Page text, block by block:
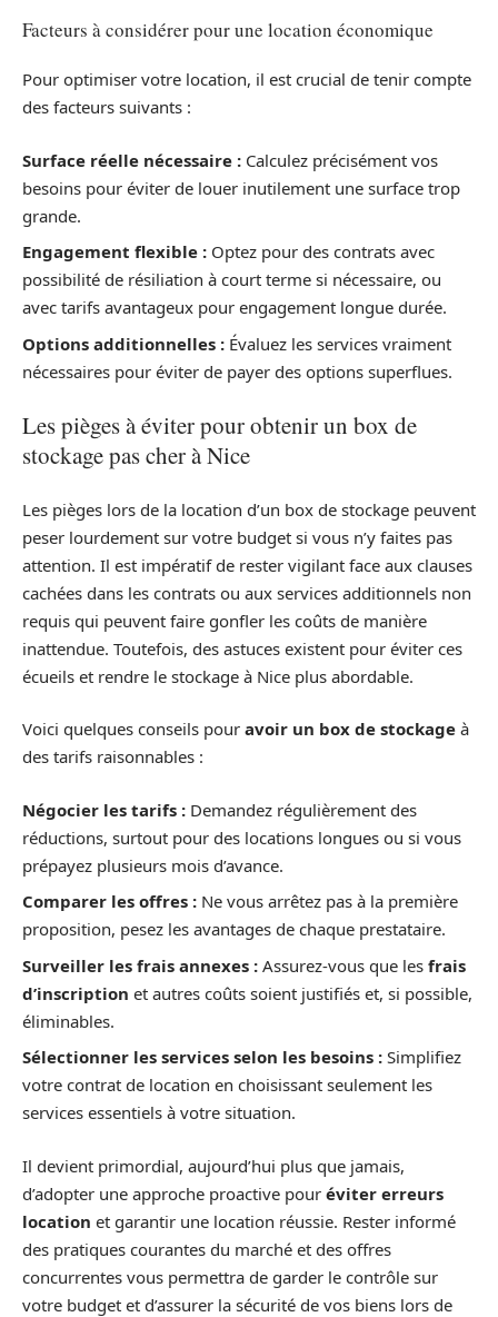
Facteurs à considérer pour une location économique
Pour optimiser votre location, il est crucial de tenir compte
des facteurs suivants :
Surface réelle nécessaire : Calculez précisément vos
besoins pour éviter de louer inutilement une surface trop
grande.
Engagement flexible : Optez pour des contrats avec
possibilité de résiliation à court terme si nécessaire, ou
avec tarifs avantageux pour engagement longue durée.
Options additionnelles : Évaluez les services vraiment
nécessaires pour éviter de payer des options superflues.
Les pièges à éviter pour obtenir un box de
stockage pas cher à Nice
Les pièges lors de la location d’un box de stockage peuvent
peser lourdement sur votre budget si vous n’y faites pas
attention. Il est impératif de rester vigilant face aux clauses
cachées dans les contrats ou aux services additionnels non
requis qui peuvent faire gonfler les coûts de manière
inattendue. Toutefois, des astuces existent pour éviter ces
écueils et rendre le stockage à Nice plus abordable.
Voici quelques conseils pour avoir un box de stockage à
des tarifs raisonnables :
Négocier les tarifs : Demandez régulièrement des
réductions, surtout pour des locations longues ou si vous
prépayez plusieurs mois d’avance.
Comparer les offres : Ne vous arrêtez pas à la première
proposition, pesez les avantages de chaque prestataire.
Surveiller les frais annexes : Assurez-vous que les frais
d’inscription et autres coûts soient justifiés et, si possible,
éliminables.
Sélectionner les services selon les besoins : Simplifiez
votre contrat de location en choisissant seulement les
services essentiels à votre situation.
Il devient primordial, aujourd’hui plus que jamais,
d’adopter une approche proactive pour éviter erreurs
location et garantir une location réussie. Rester informé
des pratiques courantes du marché et des offres
concurrentes vous permettra de garder le contrôle sur
votre budget et d’assurer la sécurité de vos biens lors de